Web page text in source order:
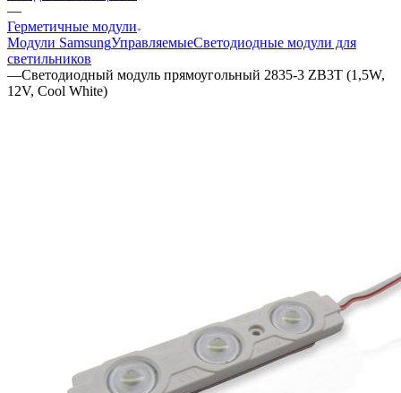
—
Герметичные модули
Модули SamsungУправляемыеСветодиодные модули для
светильников
—Светодиодный модуль прямоугольный 2835-3 ZB3T (1,5W,
12V, Cool White)